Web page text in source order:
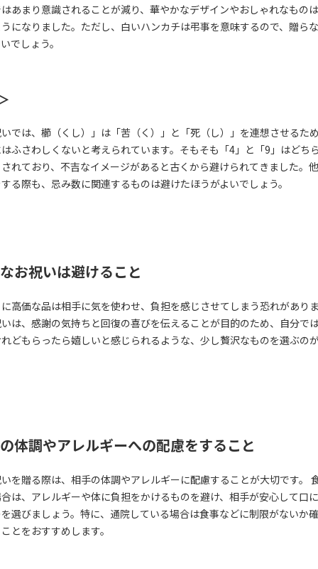
あまり意識されることが減り、華やかなデザインやおしゃれなもの
になりました。ただし、白いハンカチは弔事を意味するので、贈ら
でしょう。
では、櫛（くし）」は「苦（く）」と「死（し）」を連想させるた
ふさわしくないと考えられています。そもそも「4」と「9」はどち
れており、不吉なイメージがあると古くから避けられてきました。
る際も、忌み数に関連するものは避けたほうがよいでしょう。
お祝いは避けること
高価な品は相手に気を使わせ、負担を感じさせてしまう恐れがあり
は、感謝の気持ちと回復の喜びを伝えることが目的のため、自分で
どもらったら嬉しいと感じられるような、少し贅沢なものを選ぶの
体調やアレルギーへの配慮をすること
を贈る際は、相手の体調やアレルギーに配慮することが大切です。
は、アレルギーや体に負担をかけるものを避け、相手が安心して口
選びましょう。特に、通院している場合は食事などに制限がないか
とをおすすめします。